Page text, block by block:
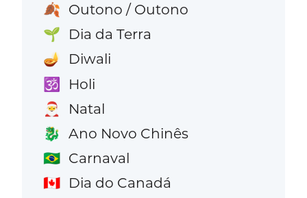
🍂 Outono / Outono
🌱 Dia da Terra
🪔 Diwali
🕉️ Holi
🎅 Natal
🐉 Ano Novo Chinês
🇧🇷 Carnaval
🇨🇦 Dia do Canadá